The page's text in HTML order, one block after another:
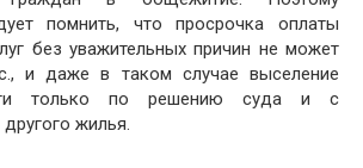
помнить, что просрочка оплаты
без уважительных причин не может
и даже в таком случае выселение
только по решению суда и с
жилья.